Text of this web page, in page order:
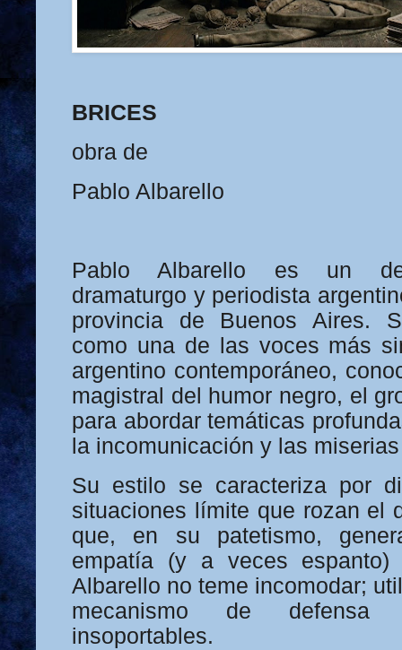
BRICES
obra de
Pablo Albarello
Pablo Albarello es un
dramaturgo y periodista
provincia de Buenos Aires.
como una de las voces más
argentino contemporáneo,
magistral del humor negro, el
para abordar temáticas
la incomunicación y las
Su estilo se caracteriza por
situaciones límite que rozan el
que, en su patetismo,
empatía (y a veces espanto)
Albarello no teme incomodar;
mecanismo de defensa
insoportables.